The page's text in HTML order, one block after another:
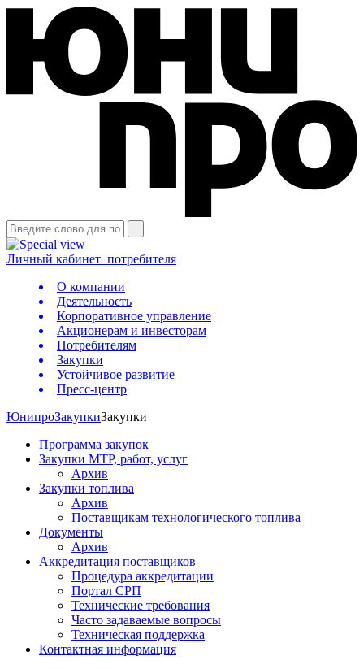
Личный кабинет потребителя
О компании
Деятельность
Корпоративное управление
Акционерам и инвесторам
Потребителям
Закупки
Устойчивое развитие
Пресс-центр
ЮнипроЗакупкиЗакупки
Программа закупок
Закупки МТР, работ, услуг
Архив
Закупки топлива
Архив
Поставщикам технологического топлива
Документы
Архив
Аккредитация поставщиков
Процедура аккредитации
Портал СРП
Технические требования
Часто задаваемые вопросы
Техническая поддержка
Контактная информация